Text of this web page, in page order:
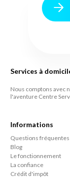
Services à
Nous comptons avec
l'aventure Centre
Informations
Questions fréquentes
Blog
Le fonctionnement
La confiance
Crédit d'impôt